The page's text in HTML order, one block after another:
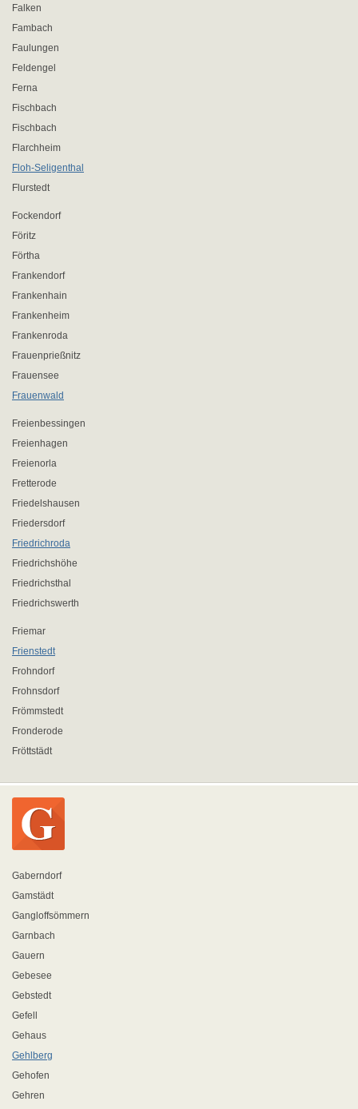
Falken
Fambach
Faulungen
Feldengel
Ferna
Fischbach
Fischbach
Flarchheim
Floh-Seligenthal
Flurstedt
Fockendorf
Föritz
Förtha
Frankendorf
Frankenhain
Frankenheim
Frankenroda
Frauenprießnitz
Frauensee
Frauenwald
Freienbessingen
Freienhagen
Freienorla
Fretterode
Friedelshausen
Friedersdorf
Friedrichroda
Friedrichshöhe
Friedrichsthal
Friedrichswerth
Friemar
Frienstedt
Frohndorf
Frohnsdorf
Frömmstedt
Fronderode
Fröttstädt
Gaberndorf
Gamstädt
Gangloffsömmern
Garnbach
Gauern
Gebesee
Gebstedt
Gefell
Gehaus
Gehlberg
Gehofen
Gehren